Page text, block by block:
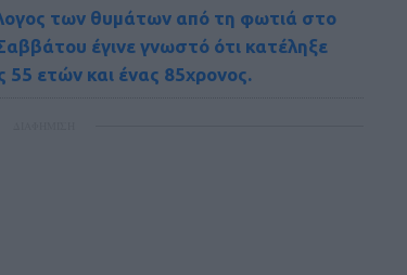
των θυμάτων από τη φωτιά στο
έγινε γνωστό ότι κατέληξε
55 ετών και ένας 85χρονος.